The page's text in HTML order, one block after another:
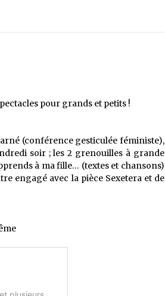
pour grands et petits !
(conférence gesticulée féministe),
soir ; les 2 grenouilles à grande
à ma fille… (textes et chansons)
engagé avec la pièce Sexetera et de